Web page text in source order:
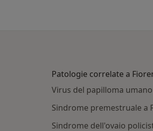
Patologie correlate a
Virus del papilloma
Sindrome premestruale a
Sindrome dell'ovaio